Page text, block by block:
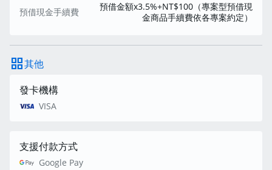
預借現金手續費
預借金額x3.5%+NT$100（專案型預借現
金商品手續費依各專案約定）
grid_view其他
發卡機構
VISA
支援付款方式
Google Pay